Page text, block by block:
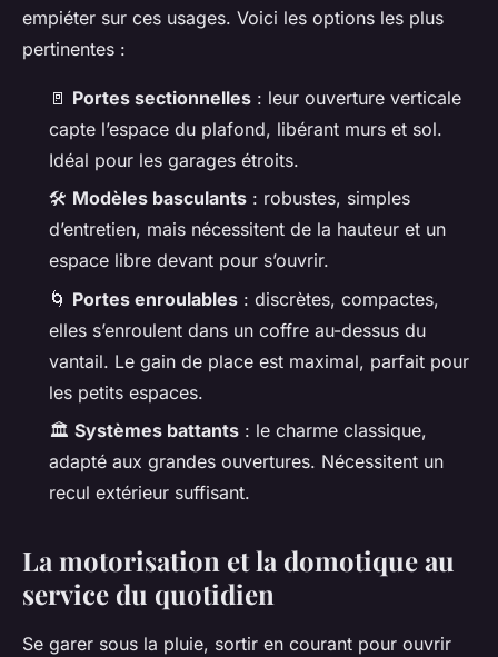
empiéter sur ces usages. Voici les options les plus
pertinentes :
🚪 Portes sectionnelles : leur ouverture verticale
capte l’espace du plafond, libérant murs et sol.
Idéal pour les garages étroits.
🛠️ Modèles basculants : robustes, simples
d’entretien, mais nécessitent de la hauteur et un
espace libre devant pour s’ouvrir.
🌀 Portes enroulables : discrètes, compactes,
elles s’enroulent dans un coffre au-dessus du
vantail. Le gain de place est maximal, parfait pour
les petits espaces.
🏛️ Systèmes battants : le charme classique,
adapté aux grandes ouvertures. Nécessitent un
recul extérieur suffisant.
La motorisation et la domotique au
service du quotidien
Se garer sous la pluie, sortir en courant pour ouvrir